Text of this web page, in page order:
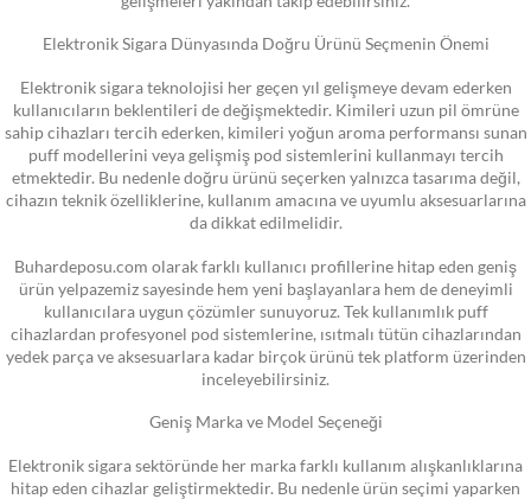
Elektronik Sigara Dünyasında Doğru Ürünü Seçmenin Önemi
Elektronik sigara teknolojisi her geçen yıl gelişmeye devam ederken
kullanıcıların beklentileri de değişmektedir. Kimileri uzun pil ömrüne
sahip cihazları tercih ederken, kimileri yoğun aroma performansı sunan
puff modellerini veya gelişmiş pod sistemlerini kullanmayı tercih
etmektedir. Bu nedenle doğru ürünü seçerken yalnızca tasarıma değil,
cihazın teknik özelliklerine, kullanım amacına ve uyumlu aksesuarlarına
da dikkat edilmelidir.
Buhardeposu.com olarak farklı kullanıcı profillerine hitap eden geniş
ürün yelpazemiz sayesinde hem yeni başlayanlara hem de deneyimli
kullanıcılara uygun çözümler sunuyoruz. Tek kullanımlık puff
cihazlardan profesyonel pod sistemlerine, ısıtmalı tütün cihazlarından
yedek parça ve aksesuarlara kadar birçok ürünü tek platform üzerinden
inceleyebilirsiniz.
Geniş Marka ve Model Seçeneği
Elektronik sigara sektöründe her marka farklı kullanım alışkanlıklarına
hitap eden cihazlar geliştirmektedir. Bu nedenle ürün seçimi yaparken